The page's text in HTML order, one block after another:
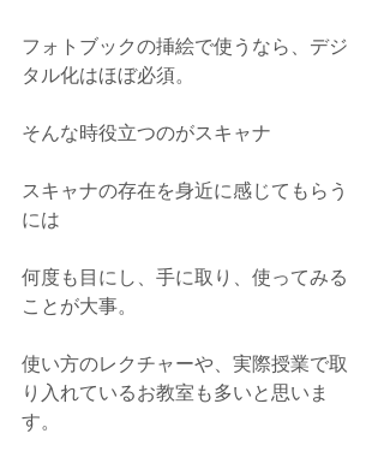
フォトブックの挿絵で使うなら、デジ
タル化はほぼ必須。
そんな時役立つのがスキャナ
スキャナの存在を身近に感じてもらう
には
何度も目にし、手に取り、使ってみる
ことが大事。
使い方のレクチャーや、実際授業で取
り入れているお教室も多いと思いま
す。